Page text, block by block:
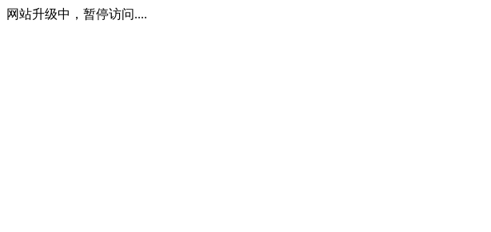
网站升级中，暂停访问....